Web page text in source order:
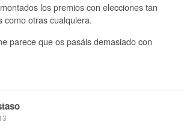
los premios con elecciones tan
como otras cualquiera.
parece que os pasáis demasiado con